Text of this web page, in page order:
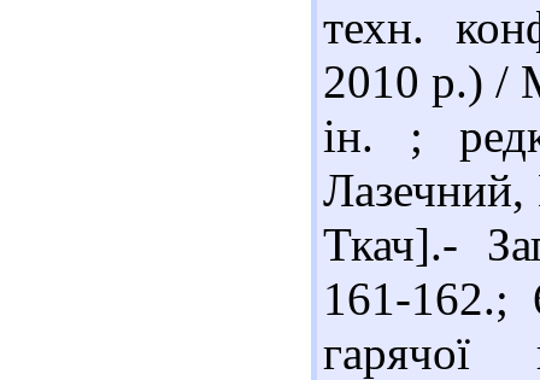
техн.
2010 р.) /
ін. ;
Ткач].-
161-162.;
гарячої